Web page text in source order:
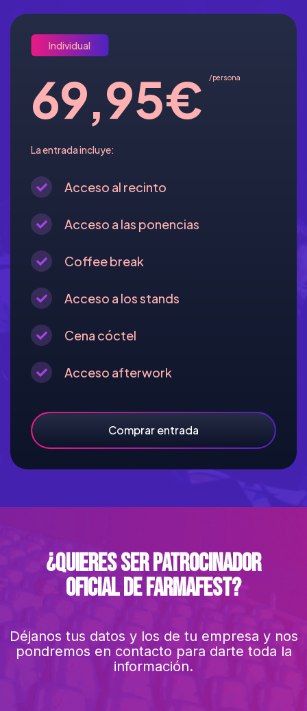
Individual
69,95€ /persona
La entrada incluye:
Acceso al recinto
Acceso a las ponencias
Coffee break
Acceso a los stands
Cena cóctel
Acceso afterwork
Comprar entrada
¿Quieres ser patrocinador
oficial de farmafest?
Déjanos tus datos y los de tu empresa y nos
pondremos en contacto para darte toda la
información.